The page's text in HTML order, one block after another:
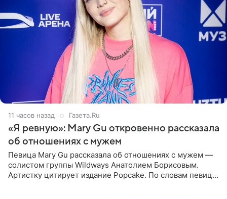
11 часов назад Газета.Ru
«Я ревную»: Mary Gu откровенно рассказала
об отношениях с мужем
Певица Mary Gu рассказала об отношениях с мужем —
солистом группы Wildways Анатолием Борисовым.
Артистку цитирует издание Popcake. По словам певицы,